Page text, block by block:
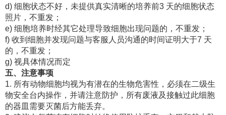
d) 细胞状态不好，未提供真实清晰的培养前3 天的细胞状态
照片，不重发；
e) 细胞培养时经其它处理导致细胞出现问题的，不重发；
f) 收到细胞并发现问题与客服人员沟通的时间证明大于7 天
的，不重发；
g) 视具体情况而定
五、注意事项
1. 所有动物细胞均视为有潜在的生物危害性，必须在二级生
物安全台内操作，并请注意防护，所有废液及接触过此细胞
的器皿需要灭菌后方能丢弃。